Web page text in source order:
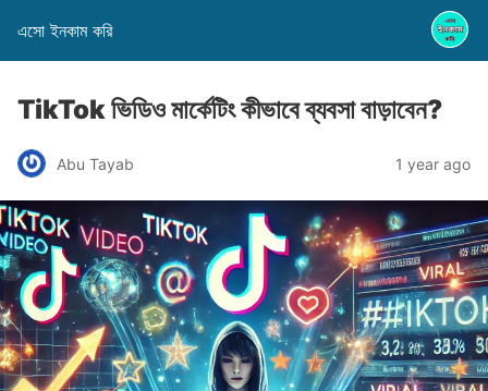
এসো ইনকাম করি
TikTok ভিডিও মার্কেটিং কীভাবে ব্যবসা বাড়াবেন?
Abu Tayab 1 year ago